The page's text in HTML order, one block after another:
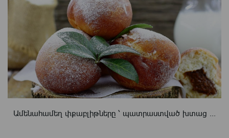
Ամենահամեղ փքաբլիթները ՝ պատրաստված խտաց ...